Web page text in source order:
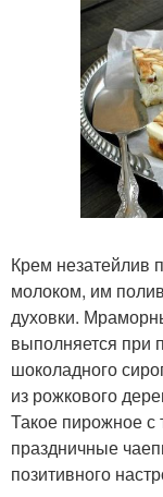
Крем незатейлив
молоком, им
духовки.
выполняется при
шоколадного
из рожкового
Такое пирожное с
праздничные
позитивного